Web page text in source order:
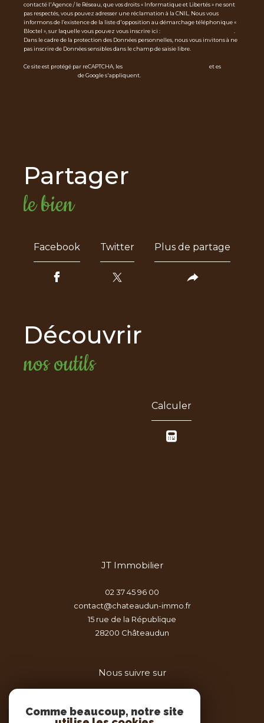
contacté l'Agence / le Réseau, que vos droits « Informatique et Libertés » ne sont
pas respectés, vous pouvez adresser une réclamation à la CNIL. Nous vous
informons de l’existence de la liste d'opposition au démarchage téléphonique «
Bloctel », sur laquelle vous pouvez vous inscrire ici :
Dans le cadre de la protection des Données personnelles, nous vous invitons à ne
pas inscrire de Données sensibles dans le champ de saisie libre.
Ce site est protégé par reCAPTCHA, les et es
de Google s'appliquent.
partager
le bien
Facebook Twitter Plus de partage
découvrir
nos outils
Calculer
JT Immobilier
02 37 45 96 00
contact@chateaudun-immo.fr
15 rue de la République
28200
châteaudun
Nous suivre sur
Comme beaucoup, notre site